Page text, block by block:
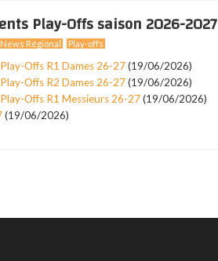
Play-Offs saison 2026-2027
News Régional Play-offs
Offs R1 Dames 26-27(19/06/2026)
Offs R2 Dames 26-27(19/06/2026)
Offs R1 Messieurs 26-27(19/06/2026)
(19/06/2026)